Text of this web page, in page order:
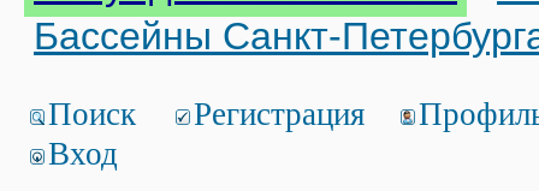
Бассейны Санкт-
Поиск Регистрация
Вход